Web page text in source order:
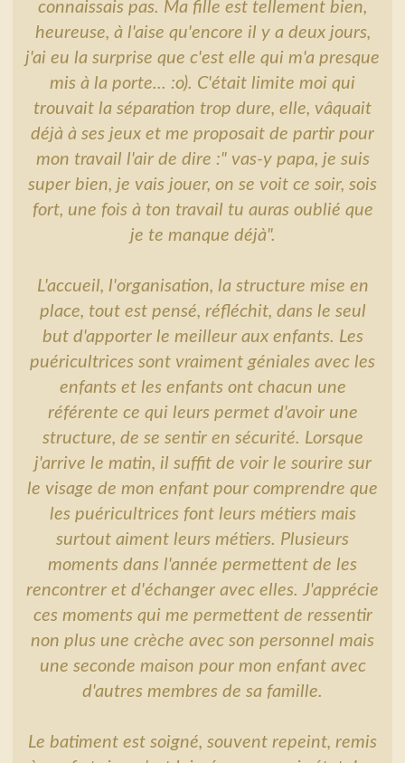
connaissais pas. Ma fille est tellement bien,
heureuse, à l'aise qu'encore il y a deux jours,
j'ai eu la surprise que c'est elle qui m'a presque
mis à la porte... :o). C'était limite moi qui
trouvait la séparation trop dure, elle, vâquait
déjà à ses jeux et me proposait de partir pour
mon travail l'air de dire :" vas-y papa, je suis
super bien, je vais jouer, on se voit ce soir, sois
fort, une fois à ton travail tu auras oublié que
je te manque déjà".
L'accueil, l'organisation, la structure mise en
place, tout est pensé, réfléchit, dans le seul
but d'apporter le meilleur aux enfants. Les
puéricultrices sont vraiment géniales avec les
enfants et les enfants ont chacun une
référente ce qui leurs permet d'avoir une
structure, de se sentir en sécurité. Lorsque
j'arrive le matin, il suffit de voir le sourire sur
le visage de mon enfant pour comprendre que
les puéricultrices font leurs métiers mais
surtout aiment leurs métiers. Plusieurs
moments dans l'année permettent de les
rencontrer et d'échanger avec elles. J'apprécie
ces moments qui me permettent de ressentir
non plus une crèche avec son personnel mais
une seconde maison pour mon enfant avec
d'autres membres de sa famille.
Le batiment est soigné, souvent repeint, remis